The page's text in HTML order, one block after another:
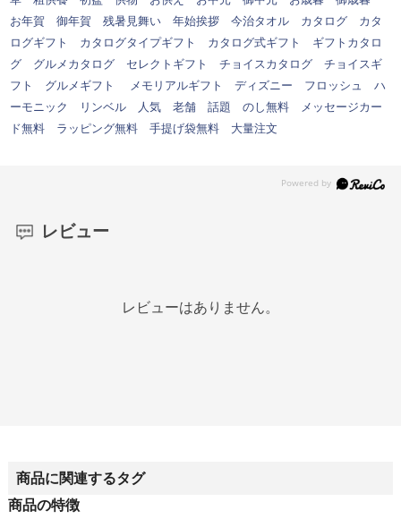
お年賀 御年賀 残暑見舞い 年始挨拶 今治タオル カタログ カタ
ログギフト カタログタイプギフト カタログ式ギフト ギフトカタロ
グ グルメカタログ セレクトギフト チョイスカタログ チョイスギ
フト グルメギフト メモリアルギフト ディズニー フロッシュ ハ
ーモニック リンベル 人気 老舗 話題 のし無料 メッセージカー
ド無料 ラッピング無料 手提げ袋無料 大量注文
レビュー
レビューはありません。
商品に関連するタグ
商品の特徴